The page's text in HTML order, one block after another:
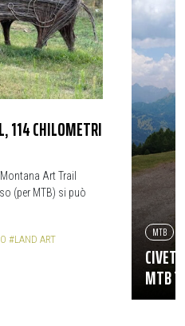
114 CHILOMETRI
Art Trail
(per MTB) si può
#LAND ART
MTB
MTB